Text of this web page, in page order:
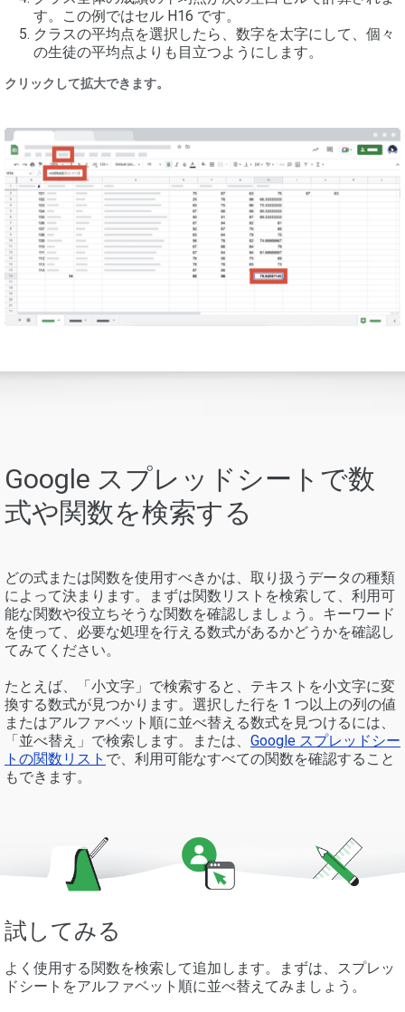
す。この例ではセル H16 です。
クラスの平均点を選択したら、数字を太字にして、個々
の生徒の平均点よりも目立つようにします。
クリックして拡大できます。
Google スプレッドシートで数
式や関数を検索する
どの式または関数を使用すべきかは、取り扱うデータの種類
によって決まります。まずは関数リストを検索して、利用可
能な関数や役立ちそうな関数を確認しましょう。キーワード
を使って、必要な処理を行える数式があるかどうかを確認し
てみてください。
たとえば、「小文字」で検索すると、テキストを小文字に変
換する数式が見つかります。選択した行を 1 つ以上の列の値
またはアルファベット順に並べ替える数式を見つけるには、
「並べ替え」で検索します。または、 Google スプレッドシー
トの関数リスト で、利用可能なすべての関数を確認すること
もできます。
試してみる
よく使用する関数を検索して追加します。まずは、スプレッ
ドシートをアルファベット順に並べ替えてみましょう。